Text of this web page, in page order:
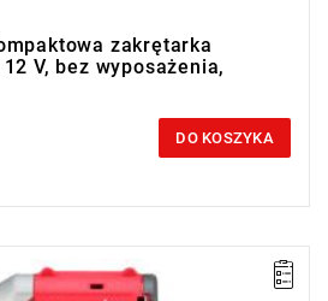
zakrętarka
V, bez wyposażenia,
DO KOSZYKA
MILWAUKEE® Redemption Classic,